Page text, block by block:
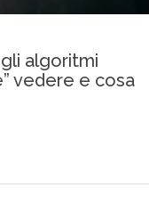
algoritmi
vedere e cosa